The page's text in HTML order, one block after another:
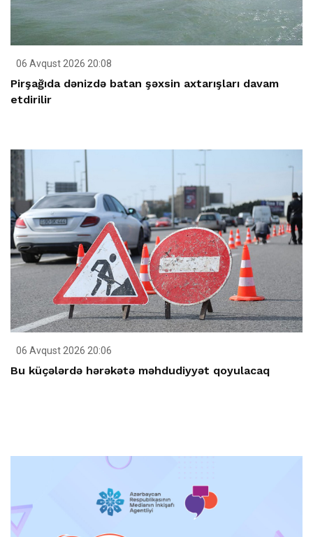
06 Avqust 2026 20:08
Pirşağıda dənizdə batan şəxsin axtarışları davam
etdirilir
06 Avqust 2026 20:06
Bu küçələrdə hərəkətə məhdudiyyət qoyulacaq